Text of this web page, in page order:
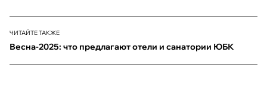
ЧИТАЙТЕ ТАКЖЕ
Весна-2025: что предлагают отели и санатории ЮБК